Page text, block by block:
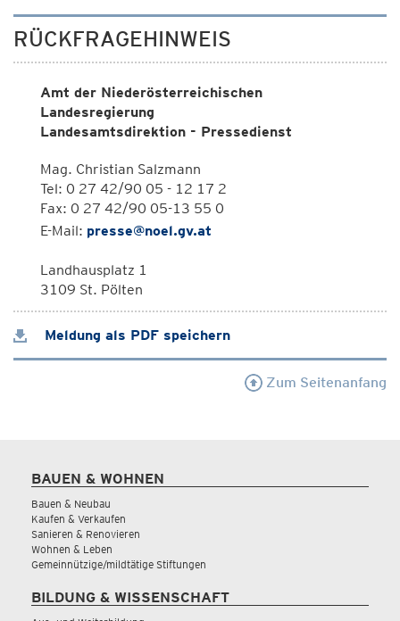
RÜCKFRAGEHINWEIS
Amt der Niederösterreichischen
Landesregierung
Landesamtsdirektion - Pressedienst
Mag. Christian Salzmann
Tel: 0 27 42/90 05 - 12 17 2
Fax: 0 27 42/90 05-13 55 0
E-Mail: presse@noel.gv.at
Landhausplatz 1
3109 St. Pölten
Meldung als PDF speichern
Zum Seitenanfang
BAUEN & WOHNEN
Bauen & Neubau
Kaufen & Verkaufen
Sanieren & Renovieren
Wohnen & Leben
Gemeinnützige/mildtätige Stiftungen
BILDUNG & WISSENSCHAFT